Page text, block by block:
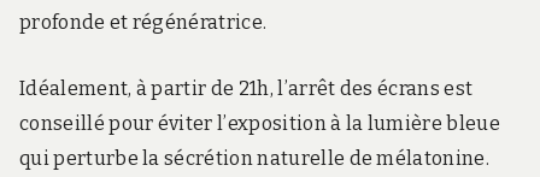
profonde et régénératrice.
Idéalement, à partir de 21h, l’arrêt des écrans est
conseillé pour éviter l’exposition à la lumière bleue
qui perturbe la sécrétion naturelle de mélatonine.